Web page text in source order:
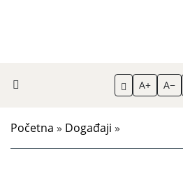
A+ A−
Početna » Događaji »